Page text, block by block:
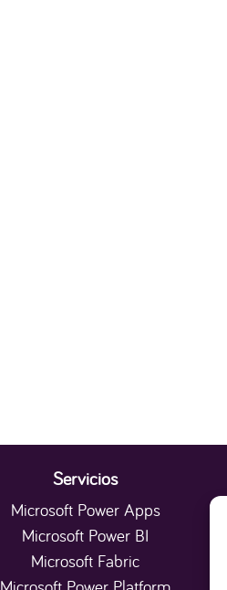
Servicios
Microsoft Power Apps
Microsoft Power BI
Microsoft Fabric